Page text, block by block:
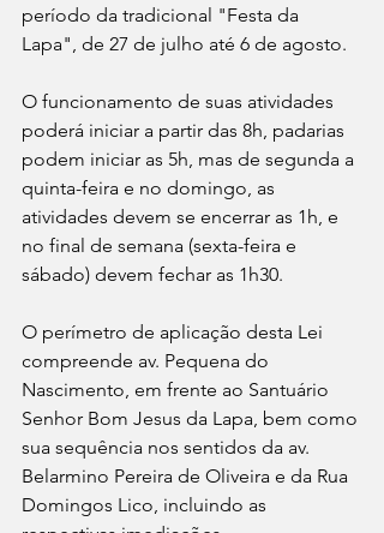
período da tradicional "Festa da
Lapa", de 27 de julho até 6 de agosto.
O funcionamento de suas atividades
poderá iniciar a partir das 8h, padarias
podem iniciar as 5h, mas de segunda a
quinta-feira e no domingo, as
atividades devem se encerrar as 1h, e
no final de semana (sexta-feira e
sábado) devem fechar as 1h30.
O perímetro de aplicação desta Lei
compreende av. Pequena do
Nascimento, em frente ao Santuário
Senhor Bom Jesus da Lapa, bem como
sua sequência nos sentidos da av.
Belarmino Pereira de Oliveira e da Rua
Domingos Lico, incluindo as